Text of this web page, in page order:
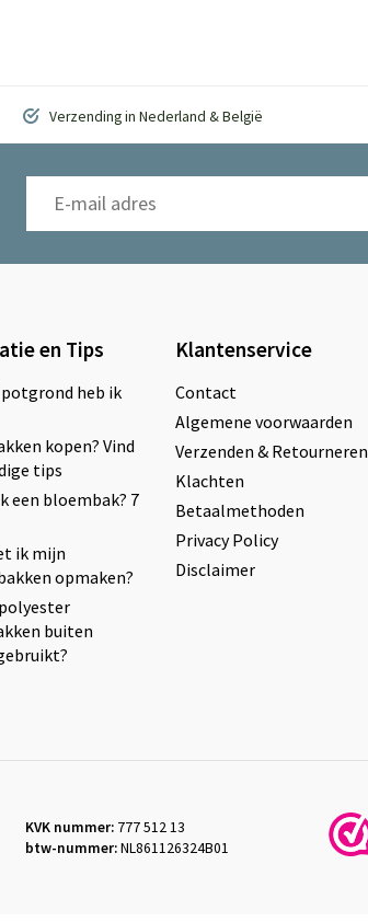
Verzending in Nederland & België
en Tips
heb ik
kopen? Vind
tips
een bloembak? 7
ik mijn
opmaken?
buiten
Klantenservice
Contact
Algemene voorwaarden
Verzenden & Retourneren
Klachten
Betaalmethoden
Privacy Policy
Disclaimer
KVK nummer: 777 512 13
btw-nummer:NL861126324B01